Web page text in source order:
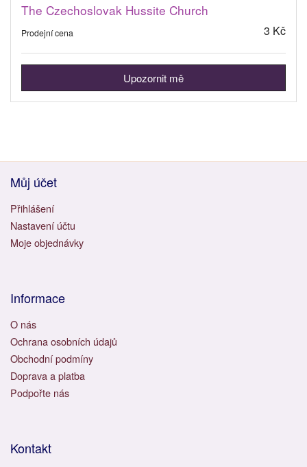
The Czechoslovak Hussite Church
Prodejní cena 3 Kč
Upozornit mě
Můj účet
Přihlášení
Nastavení účtu
Moje objednávky
Informace
O nás
Ochrana osobních údajů
Obchodní podmíny
Doprava a platba
Podpořte nás
Kontakt